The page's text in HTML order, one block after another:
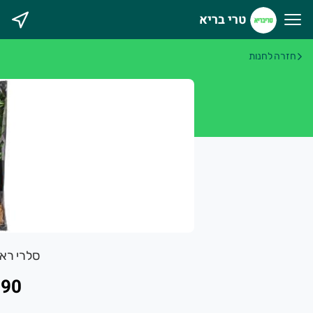
טרי בריאטרי בריא
חזרה לחנות
סלרי